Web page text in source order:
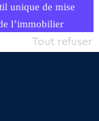
unique de mise
l’immobilier
et intégrant
Tout refuser